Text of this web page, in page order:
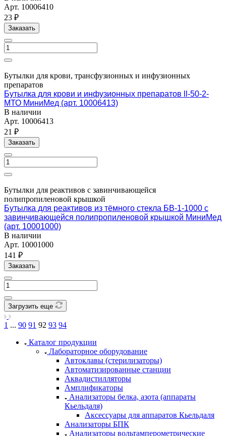
Арт. 10006410
23 ₽
Заказать
Бутылки для крови, трансфузионных и инфузионных
препаратов
Бутылка для крови и инфузионных препаратов ll-50-2-
МТО МиниМед (арт. 10006413)
В наличии
Арт. 10006413
21 ₽
Заказать
Бутылки для реактивов с завинчивающейся
полипропиленовой крышкой
Бутылка для реактивов из тёмного стекла БВ-1-1000 с
завинчивающейся полипропиленовой крышкой МиниМед
(арт. 10001000)
В наличии
Арт. 10001000
141 ₽
Заказать
Загрузить еще
1 ... 90 91 92 93 94
Каталог продукции
Лабораторное оборудование
Автоклавы (стерилизаторы)
Автоматизированные станции
Аквадистилляторы
Амплификаторы
Анализаторы белка, азота (аппараты
Кьельдаля)
Аксессуары для аппаратов Кьельдаля
Анализаторы БПК
Анализаторы вольтамперометрические